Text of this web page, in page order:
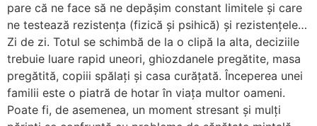
pare că ne face să ne depășim constant limitele și care
ne testează rezistența (fizică și psihică) și rezistențele…
Zi de zi. Totul se schimbă de la o clipă la alta, deciziile
trebuie luare rapid uneori, ghiozdanele pregătite, masa
pregătită, copiii spălați și casa curățată. Începerea unei
familii este o piatră de hotar în viața multor oameni.
Poate fi, de asemenea, un moment stresant și mulți